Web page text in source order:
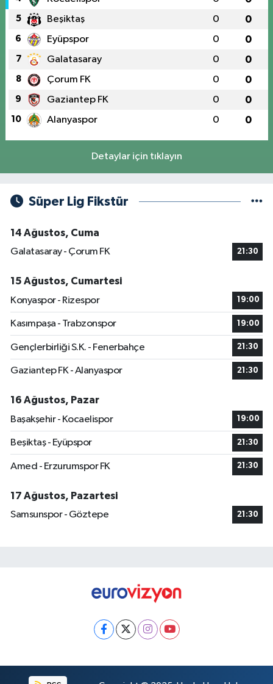
5 Beşiktaş 0 0
6 Eyüpspor 0 0
7 Galatasaray 0 0
8 Çorum FK 0 0
9 Gaziantep FK 0 0
10 Alanyaspor 0 0
Detaylar için tıklayın
Süper Lig Fikstür
14 Ağustos, Cuma
Galatasaray - Çorum FK
21:30
15 Ağustos, Cumartesi
Konyaspor - Rizespor
19:00
Kasımpaşa - Trabzonspor 19:00
Gençlerbirliği S.K. - Fenerbahçe 21:30
Gaziantep FK - Alanyaspor 21:30
16 Ağustos, Pazar
Başakşehir - Kocaelispor
19:00
Beşiktaş - Eyüpspor 21:30
Amed - Erzurumspor FK 21:30
17 Ağustos, Pazartesi
Samsunspor - Göztepe
21:30